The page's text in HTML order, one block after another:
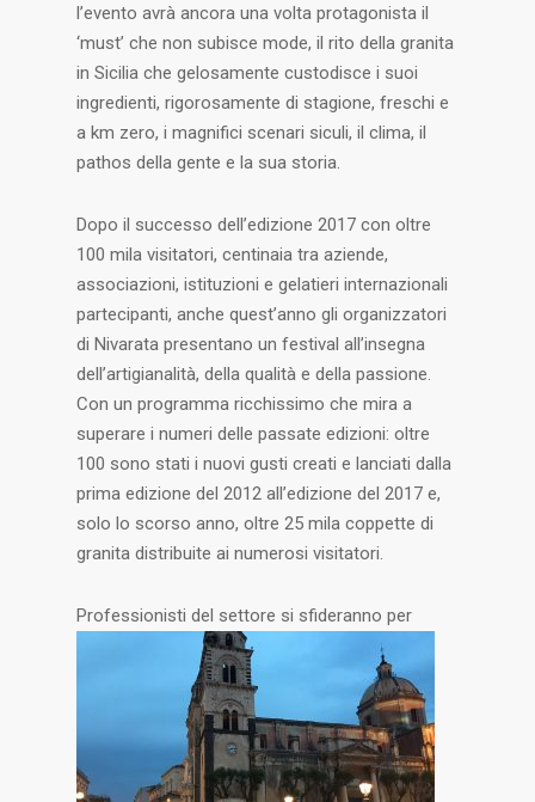
l’evento avrà ancora una volta protagonista il
‘must’ che non subisce mode, il rito della granita
in Sicilia che gelosamente custodisce i suoi
ingredienti, rigorosamente di stagione, freschi e
a km zero, i magnifici scenari siculi, il clima, il
pathos della gente e la sua storia.
Dopo il successo dell’edizione 2017 con oltre
100 mila visitatori, centinaia tra aziende,
associazioni, istituzioni e gelatieri internazionali
partecipanti, anche quest’anno gli organizzatori
di Nivarata presentano un festival all’insegna
dell’artigianalità, della qualità e della passione.
Con un programma ricchissimo che mira a
superare i numeri delle passate edizioni: oltre
100 sono stati i nuovi gusti creati e lanciati dalla
prima edizione del 2012 all’edizione del 2017 e,
solo lo scorso anno, oltre 25 mila coppette di
granita distribuite ai numerosi visitatori.
Professionisti del settore si sfideranno per